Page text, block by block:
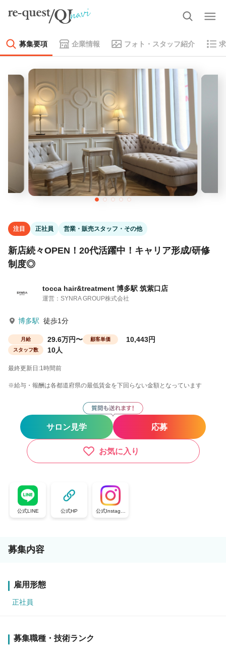
募集要項 企業情報 フォト・スタッフ紹介
注目 正社員 営業・販売スタッフ・その他
新店続々OPEN！20代活躍中！キャリア形成/研修
制度◎
tocca hair&treatment 博多駅 筑紫口店
運営：SYNRA GROUP株式会社
博多駅 徒歩1分
月給 29.6万円〜 顧客単価 10,443円
スタッフ数 10人
最終更新日:1時間前
※給与・報酬は各都道府県の最低賃金を下回らない金額となっています
サロン見学 応募
お気に入り
公式LINE 公式HP
公式Instagra
m
募集内容
雇用形態
正社員
募集職種・技術ランク